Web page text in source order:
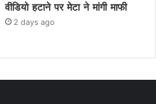
वीडियो हटाने पर मेटा ने मांगी माफी
2 days ago